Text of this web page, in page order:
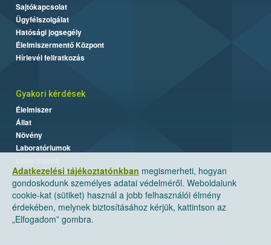
Adatkezelési tájékoztatónkban megismerheti, hogyan
gondoskodunk személyes adatai védelméről. Weboldalunk
cookie-kat (sütiket) használ a jobb felhasználói élmény
érdekében, melynek biztosításához kérjük, kattintson az
„Elfogadom” gombra.
Sajtókapcsolat
Ügyfélszolgálat
Hatósági jogsegély
Élelmiszermentő Központ
Hírlevél feliratkozás
Gyakori kérdések
Élelmiszer
Állat
Növény
Laboratóriumok